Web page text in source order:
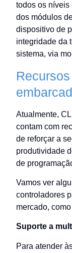
todos os níveis
dos módulos
dispositivo de
integridade da
sistema, via
Atualmente,
contam com
de reforçar a
produtividade
de
Vamos ver
controladores
mercado,
Suporte a
Para atender